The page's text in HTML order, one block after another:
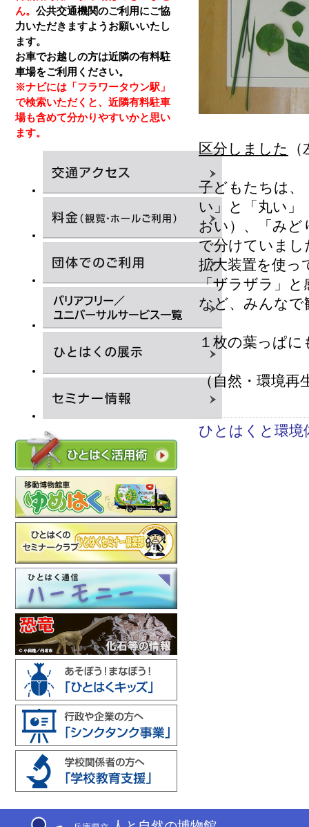
ん。 公共交通機関のご利用にご協
力いただきますようお願いいたし
ます。
お車でお越しの方は近隣の有料駐
車場をご利用ください。
※ナビには「フラワータウン駅」
で検索いただくと、近隣有料駐車
場も含めて分かりやすいかと思い
ます。
区分しました
子どもたちは、
い」と「丸い」
おい）、「みど
で分けていまし
拡大装置を使っ
「ザラザラ」と
など、みんな
１枚の葉っぱ
（自然・環境
ひとはくと環境